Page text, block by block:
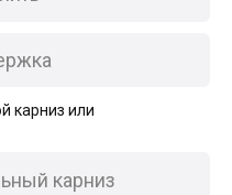
карниз или
карниз